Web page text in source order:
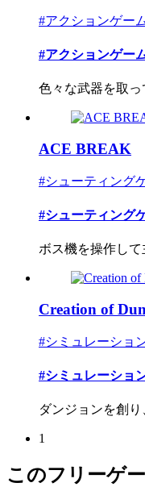
#アクションゲー
#アクションゲー
色々な武器を取っ
ACE BREAK
#シューティング
#シューティング
ボス機を操作し
Creation of
#シミュレーショ
#シミュレーショ
ダンジョンを創
1
このフリーゲ